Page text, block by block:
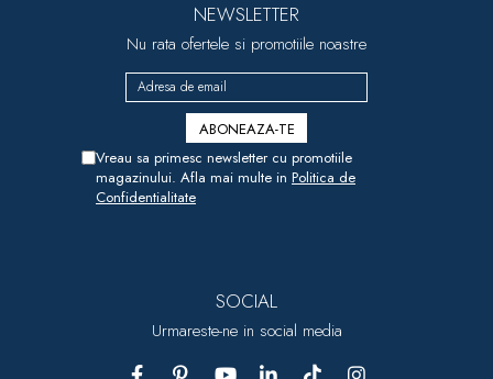
NEWSLETTER
Nu rata ofertele si promotiile noastre
Vreau sa primesc newsletter cu promotiile
magazinului. Afla mai multe in Politica de
Confidentialitate
SOCIAL
Urmareste-ne in social media